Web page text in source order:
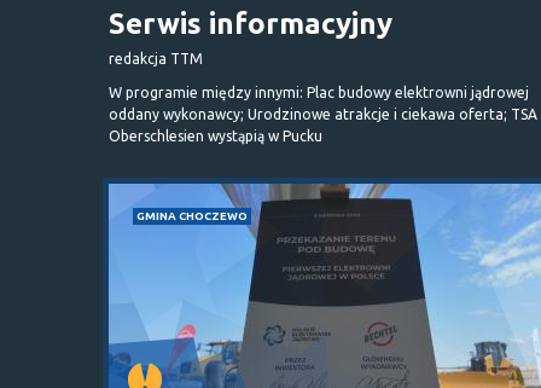
Serwis informacyjny
redakcja TTM
W programie między innymi: Plac budowy elektrowni jądrowej
oddany wykonawcy; Urodzinowe atrakcje i ciekawa oferta; TSA
Oberschlesien wystąpią w Pucku
GMINA CHOCZEWO